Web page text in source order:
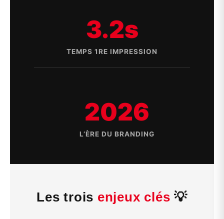
3.2s
TEMPS 1RE IMPRESSION
2026
L’ÈRE DU BRANDING
Les trois enjeux clés 💡